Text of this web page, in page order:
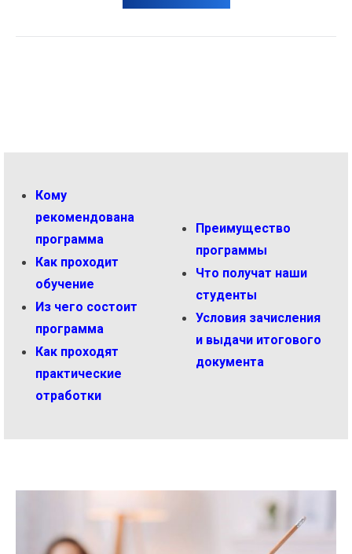
Кому
рекомендована
программа
Как проходит
обучение
Из чего состоит
программа
Как проходят
практические
отработки
Преимущество
программы
Что получат наши
студенты
Условия зачисления
и выдачи итогового
документа